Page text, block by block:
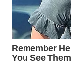
ADVOKAT
WAHANA
INFRASTRUKTUR